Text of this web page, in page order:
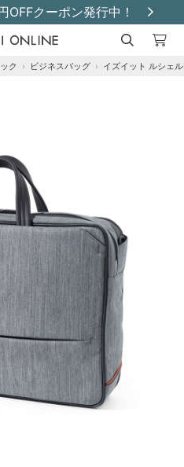
クーポン発行中！
ク › ビジネスバッグ › イズイット ルシェ
カートに追加